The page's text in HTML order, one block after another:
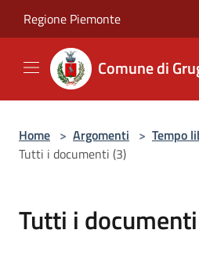
Regione Piemonte
Comune di
Home > Argomenti > Tempo
Tutti i documenti (3)
Tutti i